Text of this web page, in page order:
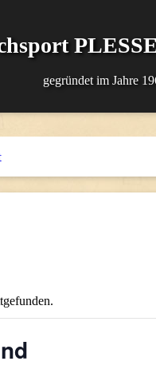
gegründet im Jahre